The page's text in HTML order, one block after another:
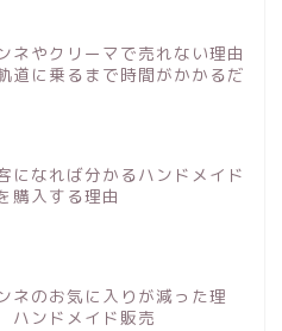
ネやクリーマで売れない理由
道に乗るまで時間がかかるだ
になれば分かるハンドメイド
購入する理由
ネのお気に入りが減った理
ンドメイド販売